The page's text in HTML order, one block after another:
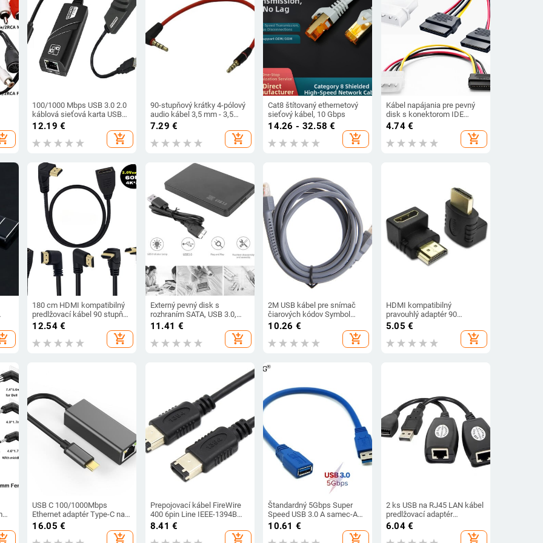
100/1000 Mbps USB 3.0 2.0
káblová sieťová karta USB
na RJ45 typ C na RJ45 LAN
Ethernet konektor konvertor
adaptér sieťová karta
12.19 €
add_shopping_cart
90-stupňový krátky 4-pólový
audio kábel 3,5 mm - 3,5
mm, zástrčka 3,5 mm
samec - samec, audio kábel
do auta, slúchadlá pre
7.29 €
add_shopping_cart
Cat8 štítovaný ethernetový
sieťový kábel, 10 Gbps
14.26 - 32.58 €
add_shopping_cart
Kábel napájania pre pevný
disk s konektorom IDE
Molex 4 pin na SATA 2
sériový, konektor pevného
disku samec-samica,
predlžovací kábel Molex
4.74€
add_shopping_cart
180 cm HDMI kompatibilný
predlžovací kábel 90 stupňov
2,0 V, 4K * 2K 60 Hz,
používaný pre HD TV, LCD
notebook, PS3, projektor
12.54€
add_shopping_cart
Externý pevný disk s
rozhraním SATA, USB 3.0,
2,5", 2,5-palcový Caddy HDD,
SSD, externé úložisko,
čierna, veľkoobchod
11.41 €
add_shopping_cart
2M USB kábel pre snímač
čiarových kódov Symbol
LS1203 LS2208 LS4208
LS3008 CBA-U01-S07ZAR
10.26 €
add_shopping_cart
HDMI kompatibilný
pravouhlý adaptér 90
stupňov HDMI 270 stupňov
HDMI samec-samica HDMI
kolenný konektor
5.05 €
add_shopping_cart
USB C 100/1000Mbps
Ethernet adaptér Type-C na
RJ45 LAN Stabilná externá
sieťová karta pre notebooky,
16.05 €
add_shopping_cart
Prepojovací kábel FireWire
400 6pin Line IEEE-1394B
6pin-6pin, 1 m
8.41 €
add_shopping_cart
Štandardný 5Gbps Super
Speed USB 3.0 A samec-A
samica predlžovací krátky
kábel 0,3 m modrý 30 cm/1
10.61 €
add_shopping_cart
2 ks USB na RJ45 LAN kábel
predlžovací adaptér
predlžovací kábel cez Cat5
RJ45 Cat6 patch kábel
6.04€
add_shopping_cart